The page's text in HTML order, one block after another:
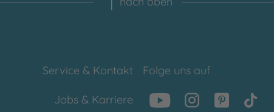
Service & Kontakt
Jobs & Karriere
Folge uns auf